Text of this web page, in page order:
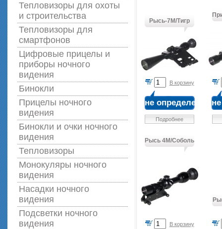
Тепловизоры для охоты
и строительства
Тепловизоры для
смартфонов
Цифровые прицелы и
приборы ночного
видения
Бинокли
Прицелы ночного
видения
Бинокли и очки ночного
видения
Тепловизоры
Монокуляры ночного
видения
Насадки ночного
видения
Подсветки ночного
видения
Рысь-7М/Тигр
В корзину
не определена
Подробнее
Рысь 4М/Соболь
В корзину